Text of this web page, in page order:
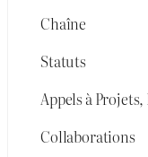
Chaîne
Statuts
Appels à
Collaborations